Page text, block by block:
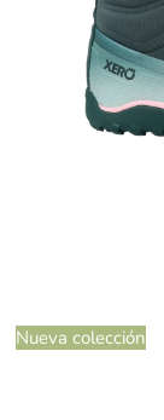
Nueva colección